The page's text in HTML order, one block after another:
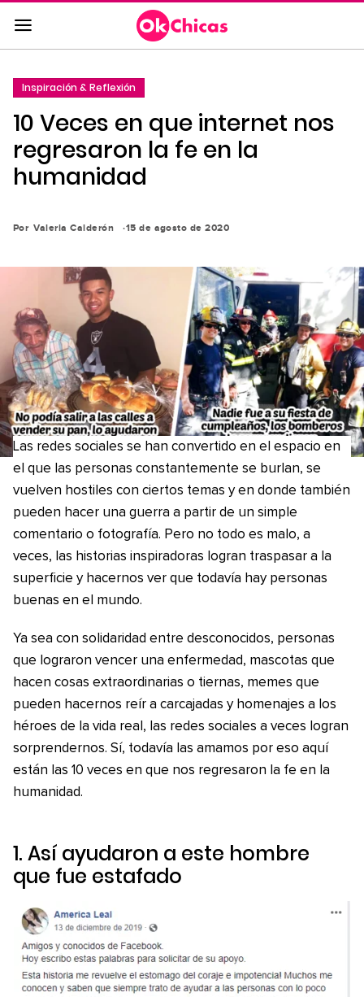
Saltar
al
contenido
la
navegación
principal
Inspiración & Reflexión
10 Veces en que internet nos
regresaron la fe en la
humanidad
Por Valeria Calderón 15 de agosto de 2020
Las redes sociales se han convertido en el espacio en
el que las personas constantemente se burlan, se
vuelven hostiles con ciertos temas y en donde también
pueden hacer una guerra a partir de un simple
comentario o fotografía. Pero no todo es malo, a
veces, las historias inspiradoras logran traspasar a la
superficie y hacernos ver que todavía hay personas
buenas en el mundo.
Ya sea con solidaridad entre desconocidos, personas
que lograron vencer una enfermedad, mascotas que
hacen cosas extraordinarias o tiernas, memes que
pueden hacernos reír a carcajadas y homenajes a los
héroes de la vida real, las redes sociales a veces logran
sorprendernos. Sí, todavía las amamos por eso aquí
están las 10 veces en que nos regresaron la fe en la
humanidad.
1. Así ayudaron a este hombre
que fue estafado